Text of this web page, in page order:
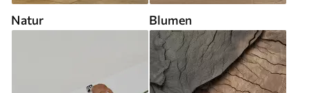
Natur Blumen